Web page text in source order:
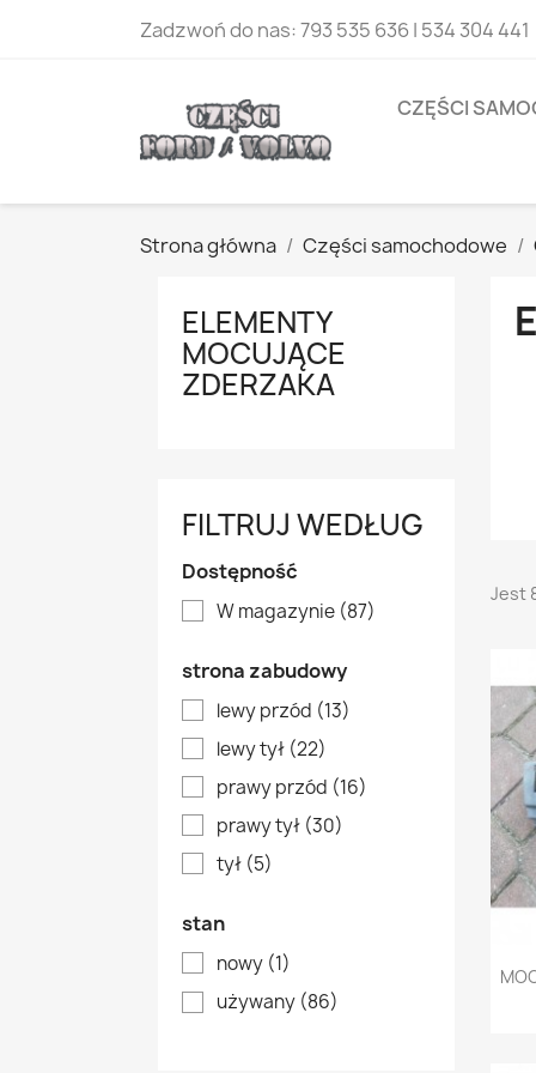
Zadzwoń do nas:793 535 636 | 534 304 441
CZĘŚCI
Strona główna Części samochodowe
ELEMENTY
MOCUJĄCE
ZDERZAKA
FILTRUJ WEDŁUG
Dostępność
W magazynie (87)
strona zabudowy
lewy przód (13)
lewy tył (22)
prawy przód (16)
prawy tył (30)
tył (5)
stan
nowy (1)
używany (86)
Jest